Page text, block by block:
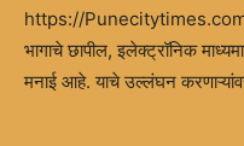
https://
भागाचे छापील, इलेक्ट्रॉनिक
मनाई आहे. याचे उल्लंघन